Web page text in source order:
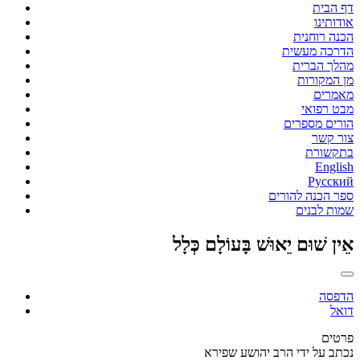
דף הבית
אודותינו
הכנה רוחנית
הדרכה מעשית
מהלך הברית
מן המקורות
מאמרים
מבט רפואי
הורים מספרים
צור קשר
בתקשורת
English
Русский
ספר הכנה להורים
שמות לבנים
אֵין שׁוּם יֵאוּשׁ בָּעוֹלָם כְּלָל
הדפסה
דואל
פרטים
נכתב על ידי הרב יהושע שפירא